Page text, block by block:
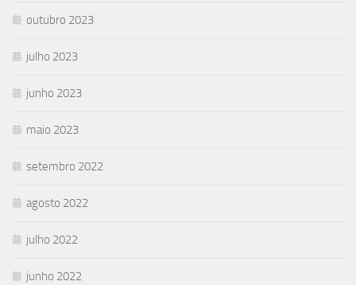
outubro 2023
julho 2023
junho 2023
maio 2023
setembro 2022
agosto 2022
julho 2022
junho 2022